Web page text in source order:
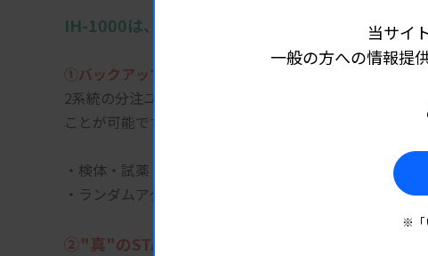
IH-1000は、バックアップ機構を兼ね備えた高い
①バックアップシステム搭載
2系統の分注ユニット、3台の遠心機により、万が一、
ことが可能です。装置のダウンタイムを最小限に抑え
・検体・試薬・希釈液用プローブ2系統、カード輸送ア
・ランダムアクセス機能により、最速のアッセイプロト
②"真"のSTAT機能搭載
当サイ
一般の方への情報提
※「